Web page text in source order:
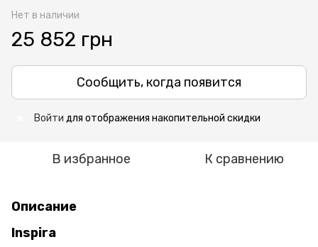
Нет в наличии
25 852 грн
Сообщить, когда появится
Войти для отображения накопительной скидки
В избранное К сравнению
Описание
Inspira